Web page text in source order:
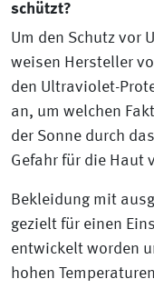
schützt?
Um den Schutz vor
weisen Hersteller
den Ultraviolet-
an, um welchen
der Sonne durch
Gefahr für die Haut
Bekleidung mit
gezielt für einen
entwickelt worden
hohen